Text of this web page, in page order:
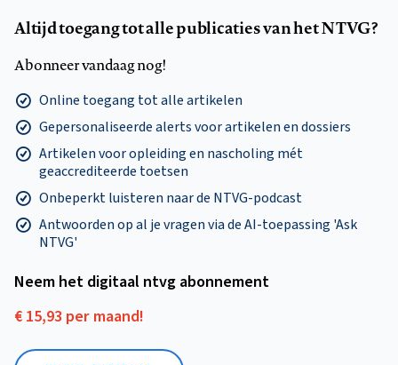
Altijd toegang tot alle publicaties van het NTVG?
Abonneer vandaag nog!
Online toegang tot alle artikelen
Gepersonaliseerde alerts voor artikelen en dossiers
Artikelen voor opleiding en nascholing mét
geaccrediteerde toetsen
Onbeperkt luisteren naar de NTVG-podcast
Antwoorden op al je vragen via de AI-toepassing 'Ask
NTVG'
Neem het digitaal ntvg abonnement
€ 15,93 per maand!